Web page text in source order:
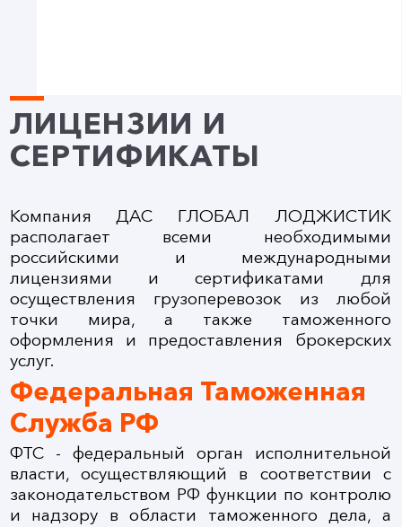
ЛИЦЕНЗИИ И
СЕРТИФИКАТЫ
Компания ДАС ГЛОБАЛ ЛОДЖИСТИК
располагает всеми необходимыми
российскими и международными
лицензиями и сертификатами для
осуществления грузоперевозок из любой
точки мира, а также таможенного
оформления и предоставления брокерских
услуг.
Федеральная Таможенная
Служба РФ
ФТС - федеральный орган исполнительной
власти, осуществляющий в соответствии с
законодательством РФ функции по контролю
и надзору в области таможенного дела, а